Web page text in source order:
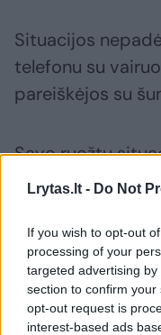
Lrytas.lt - Do Not
If you wish to opt-out
processing of your
targeted advertising
section to confirm
opt-out request is
interest-based ads
Situacijos
telefonu su
pareiškėjos su
Savo ruožtu
Lithuania“
klientais,
darbuotojai –
taksi firmų